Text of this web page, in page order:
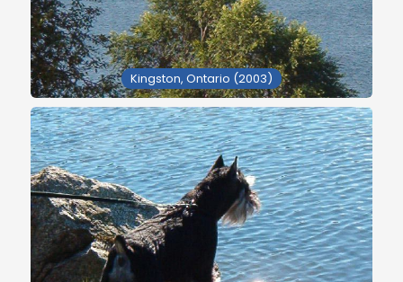
Kingston, Ontario (2003)